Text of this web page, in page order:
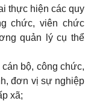
thực hiện các quy
chức, viên chức
quản lý cụ thể
bộ, công chức,
đơn vị sự nghiệp
xã;